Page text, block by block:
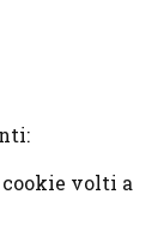
volti a